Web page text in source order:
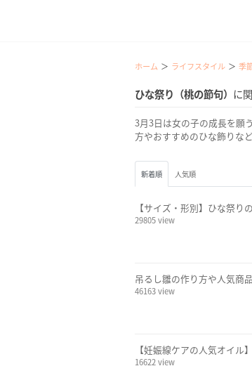
ホーム ライフスタイル 季
ひな祭り（桃の節句） に
3月3日は女の子の成長を願
方やおすすめのひな飾りな
新着順 人気順
【サイズ・形別】ひな祭
29805 view
吊るし雛の作り方や人気商
46163 view
【妊娠線ケアの人気オイル
16622 view